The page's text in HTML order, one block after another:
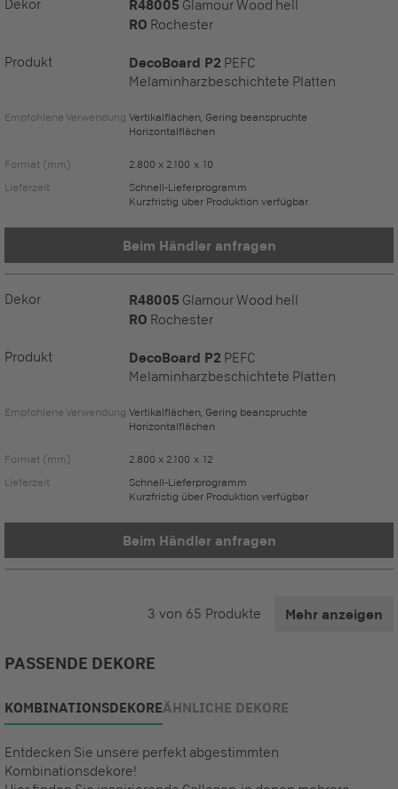
Dekor R48005 Glamour Wood hell
RO Rochester
Produkt DecoBoard P2 PEFC
Melaminharzbeschichtete Platten
Empfohlene Verwendung Vertikalflächen, Gering beanspruchte
Horizontalflächen
Format (mm)
2.800 x 2.100 x 10
Lieferzeit
Schnell-Lieferprogramm
Kurzfristig über Produktion verfügbar
Beim Händler anfragen
Dekor R48005 Glamour Wood hell
RO Rochester
Produkt DecoBoard P2 PEFC
Melaminharzbeschichtete Platten
Empfohlene Verwendung Vertikalflächen, Gering beanspruchte
Horizontalflächen
Format (mm)
2.800 x 2.100 x 12
Lieferzeit
Schnell-Lieferprogramm
Kurzfristig über Produktion verfügbar
Beim Händler anfragen
3 von 65 Produkte Mehr anzeigen
PASSENDE DEKORE
KOMBINATIONSDEKOREÄHNLICHE DEKORE
Entdecken Sie unsere perfekt abgestimmten
Kombinationsdekore!